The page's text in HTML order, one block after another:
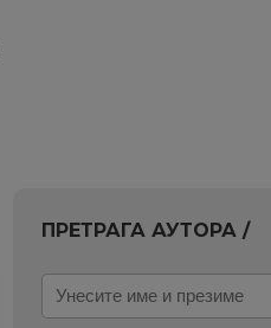
ПРЕТРАГА АУТОРА /
Унесите
име